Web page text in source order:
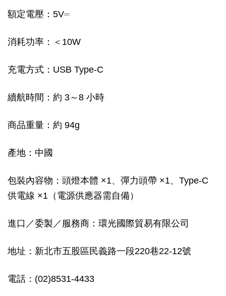
額定電壓：5V⎓
消耗功率：＜10W
充電方式：USB Type-C
續航時間：約 3～8 小時
商品重量：約 94g
產地：中國
包裝內容物：頭燈本體 ×1、彈力頭帶 ×1、Type-C
供電線 ×1（電源供應器需自備）
進口／委製／服務商：環光國際貿易有限公司
地址：新北市五股區民義路一段220巷22-12號
電話：(02)8531-4433